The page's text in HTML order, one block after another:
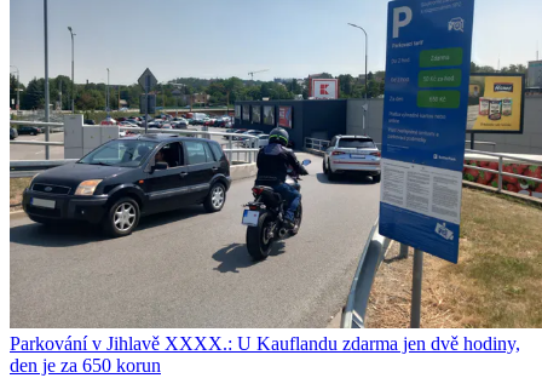
Parkování v Jihlavě XXXX.: U Kauflandu zdarma jen dvě hodiny,
den je za 650 korun